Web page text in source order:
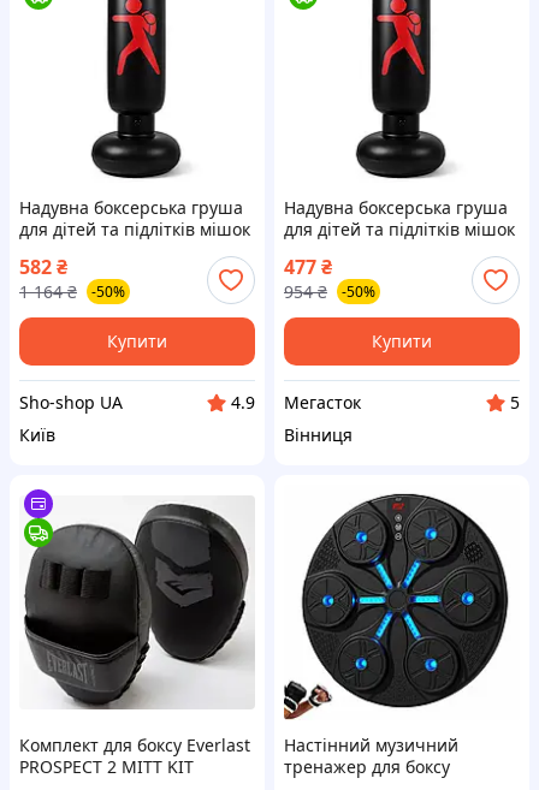
Надувна боксерська груша
для дітей та підлітків мішок
582₴
1 164 ₴ -50%
Купити
Sho-shop UA
4.9
Київ
Надувна боксерська груша
для дітей та підлітків мішок
477₴
954 ₴ -50%
Купити
Мегасток
5
Вінниця
Комплект для боксу Everlast
PROSPECT 2 MITT KIT
Настінний музичний
тренажер для боксу